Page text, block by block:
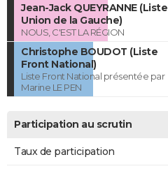
Jean-Jack QUEYRANNE (Liste
Union de la Gauche)
NOUS, C'EST LA RÉGION
Christophe BOUDOT (Liste
Front National)
Liste Front National présentée par
Marine LE PEN
Participation au scrutin
Taux de participation